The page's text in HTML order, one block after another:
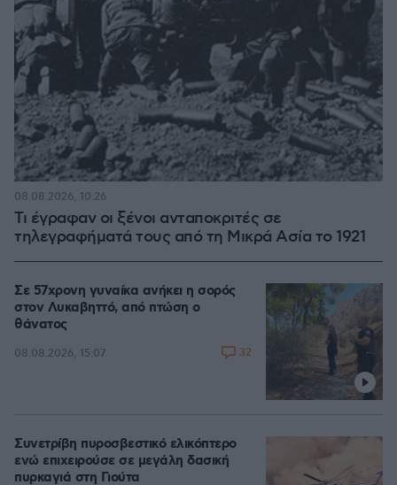
Τι έγραφαν οι ξένοι ανταποκριτές σε
τηλεγραφήματά τους από τη Μικρά Ασία το 1921
08.08.2026, 10:26
Σε 57χρονη γυναίκα ανήκει η σορός
στον Λυκαβηττό, από πτώση ο
θάνατος
08.08.2026, 15:07 32
Συνετρίβη πυροσβεστικό ελικόπτερο
ενώ επιχειρούσε σε μεγάλη δασική
πυρκαγιά στη Γιούτα